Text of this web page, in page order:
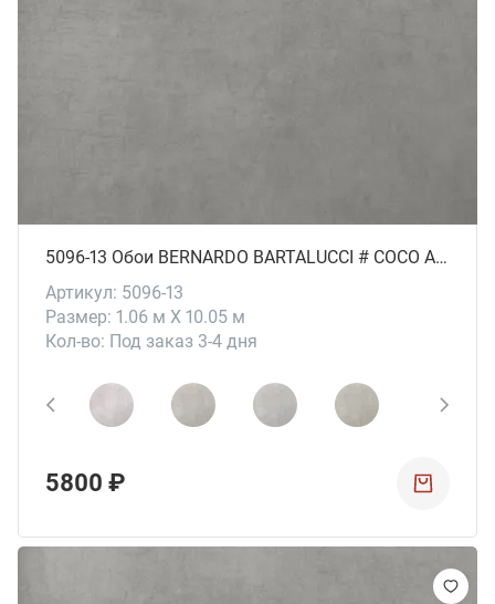
5096-13 Обои BERNARDO BARTALUCCI # СОСО ART
Артикул: 5096-13
Размер: 1.06 м X 10.05 м
Кол-во: Под заказ 3-4 дня
5800 ₽